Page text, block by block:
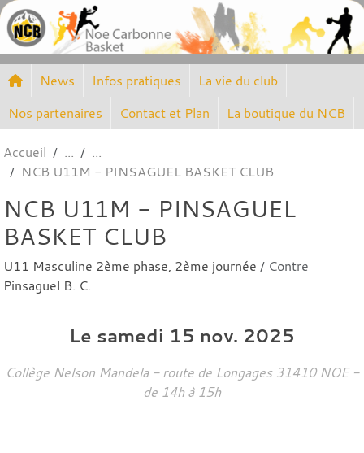
News Infos pratiques
La vie du club
Nos partenaires
Contact et Plan La boutique du NCB
Accueil
NCB U11M - PINSAGUEL BASKET CLUB
NCB U11M - PINSAGUEL
BASKET CLUB
U11 Masculine 2ème phase, 2ème journée / Contre
Pinsaguel B. C.
Le samedi 15 nov. 2025
Collège Nelson Mandela - route de Longages 31410 NOE -
de 14h à 15h
Panneau de gestion des cookies